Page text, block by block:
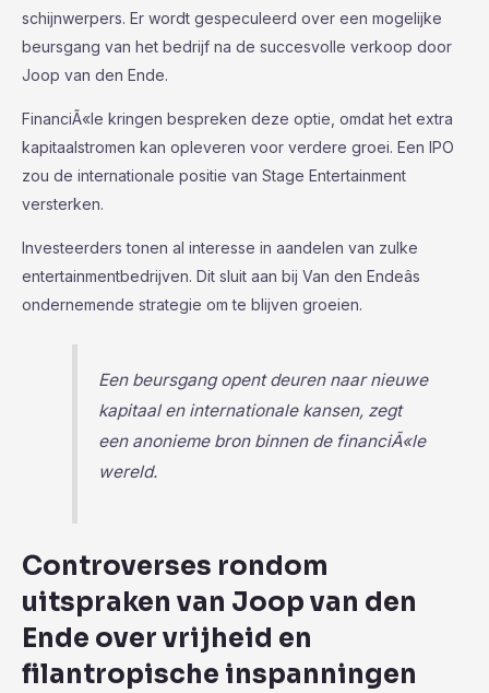
schijnwerpers. Er wordt gespeculeerd over een mogelijke
beursgang van het bedrijf na de succesvolle verkoop door
Joop van den Ende.
FinanciÃ«le kringen bespreken deze optie, omdat het extra
kapitaalstromen kan opleveren voor verdere groei. Een IPO
zou de internationale positie van Stage Entertainment
versterken.
Investeerders tonen al interesse in aandelen van zulke
entertainmentbedrijven. Dit sluit aan bij Van den Endeâs
ondernemende strategie om te blijven groeien.
Een beursgang opent deuren naar nieuwe
kapitaal en internationale kansen, zegt
een anonieme bron binnen de financiÃ«le
wereld.
Controverses rondom
uitspraken van Joop van den
Ende over vrijheid en
filantropische inspanningen